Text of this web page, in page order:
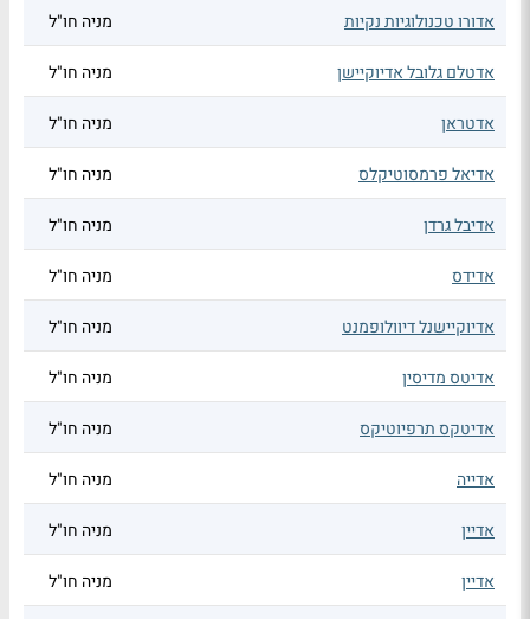
אדורו טכנולוגיות נקיות מניה חו"ל
אדטלם גלובל אדיוקיישן מניה חו"ל
אדטראן מניה חו"ל
אדיאל פרמסוטיקלס מניה חו"ל
אדיבל גרדן מניה חו"ל
אדידס מניה חו"ל
אדיוקיישנל דיוולופמנט מניה חו"ל
אדיטס מדיסין מניה חו"ל
אדיטקס תרפיוטיקס מניה חו"ל
אדייה מניה חו"ל
אדיין מניה חו"ל
אדיין מניה חו"ל